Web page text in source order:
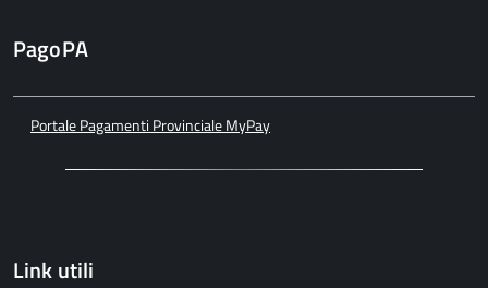
PagoPA
Portale Pagamenti Provinciale MyPay
Link utili